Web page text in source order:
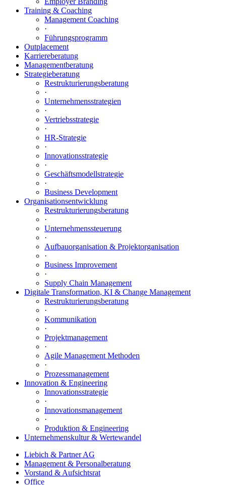
Training & Coaching
Management Coaching
·
Führungsprogramm
Outplacement
Karriereberatung
Managementberatung
Strategieberatung
Restrukturierungsberatung
·
Unternehmensstrategien
·
Vertriebsstrategie
·
HR-Strategie
·
Innovationsstrategie
·
Geschäftsmodellstrategie
·
Business Development
Organisationsentwicklung
Restrukturierungsberatung
·
Unternehmenssteuerung
·
Aufbauorganisation & Projektorganisation
·
Business Improvement
·
Supply Chain Management
Digitale Transformation, KI & Change Management
Restrukturierungsberatung
·
Kommunikation
·
Projektmanagement
·
Agile Management Methoden
·
Prozessmanagement
Innovation & Engineering
Innovationsstrategie
·
Innovationsmanagement
·
Produktion & Engineering
Unternehmenskultur & Wertewandel
Liebich & Partner AG
Management & Personalberatung
Vorstand & Aufsichtsrat
Office